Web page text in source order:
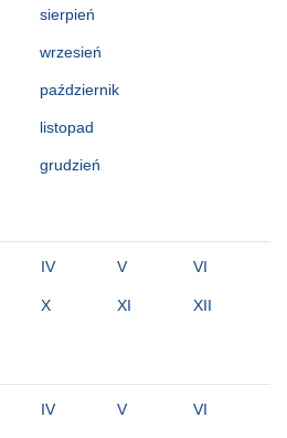
sierpień
wrzesień
październik
listopad
grudzień
IV V VI
X XI XII
IV V VI